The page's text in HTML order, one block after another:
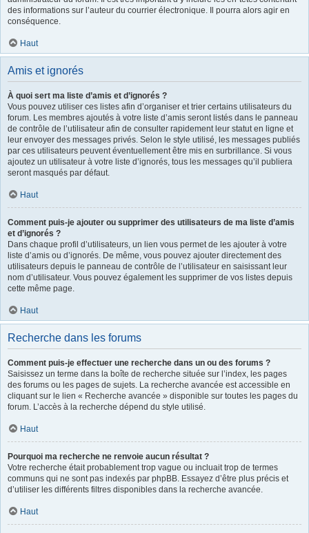
des informations sur l’auteur du courrier électronique. Il pourra alors agir en
conséquence.
Haut
Amis et ignorés
À quoi sert ma liste d’amis et d’ignorés ?
Vous pouvez utiliser ces listes afin d’organiser et trier certains utilisateurs du
forum. Les membres ajoutés à votre liste d’amis seront listés dans le panneau
de contrôle de l’utilisateur afin de consulter rapidement leur statut en ligne et
leur envoyer des messages privés. Selon le style utilisé, les messages publiés
par ces utilisateurs peuvent éventuellement être mis en surbrillance. Si vous
ajoutez un utilisateur à votre liste d’ignorés, tous les messages qu’il publiera
seront masqués par défaut.
Haut
Comment puis-je ajouter ou supprimer des utilisateurs de ma liste d’amis
et d’ignorés ?
Dans chaque profil d’utilisateurs, un lien vous permet de les ajouter à votre
liste d’amis ou d’ignorés. De même, vous pouvez ajouter directement des
utilisateurs depuis le panneau de contrôle de l’utilisateur en saisissant leur
nom d’utilisateur. Vous pouvez également les supprimer de vos listes depuis
cette même page.
Haut
Recherche dans les forums
Comment puis-je effectuer une recherche dans un ou des forums ?
Saisissez un terme dans la boîte de recherche située sur l’index, les pages
des forums ou les pages de sujets. La recherche avancée est accessible en
cliquant sur le lien « Recherche avancée » disponible sur toutes les pages du
forum. L’accès à la recherche dépend du style utilisé.
Haut
Pourquoi ma recherche ne renvoie aucun résultat ?
Votre recherche était probablement trop vague ou incluait trop de termes
communs qui ne sont pas indexés par phpBB. Essayez d’être plus précis et
d’utiliser les différents filtres disponibles dans la recherche avancée.
Haut